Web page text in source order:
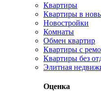
Квартиры
Квартиры в
Новостройки
Комнаты
Обмен квартир
Квартиры с
Квартиры без
Элитная
Оценка